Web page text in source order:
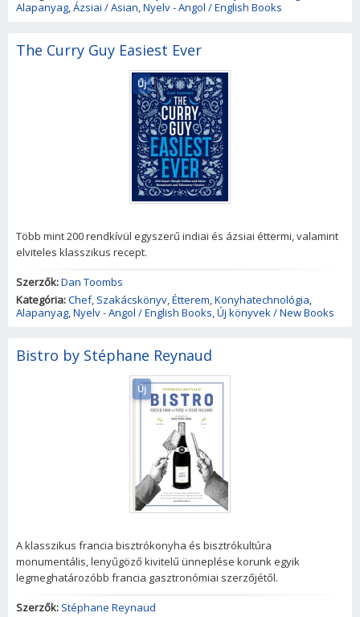
Alapanyag,Ázsiai / Asian,Nyelv - Angol / English Books
The Curry Guy Easiest Ever
Új
Több mint 200 rendkívül egyszerű indiai és ázsiai éttermi, valamint
elviteles klasszikus recept.
Szerzők:Dan Toombs
Kategória:Chef, Szakácskönyv,Étterem,Konyhatechnológia,
Alapanyag,Nyelv - Angol / English Books,Új könyvek / New Books
Bistro by Stéphane Reynaud
Új
A klasszikus francia bisztrókonyha és bisztrókultúra
monumentális, lenyűgöző kivitelű ünneplése korunk egyik
legmeghatározóbb francia gasztronómiai szerzőjétől.
Szerzők: Stéphane Reynaud